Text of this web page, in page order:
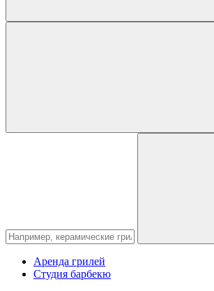
Аренда грилей
Студия барбекю